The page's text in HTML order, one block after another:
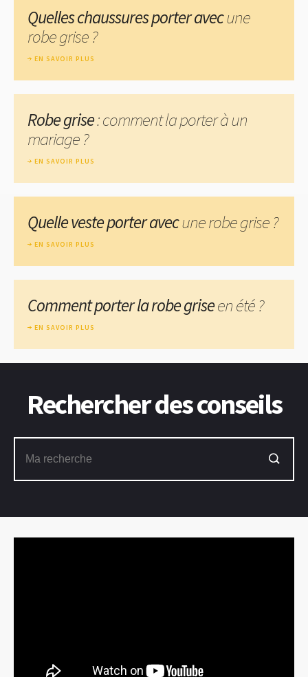
Quelles chaussures porter avecune
robe grise ?
EN SAVOIR PLUS
Robe grise: comment la porter à un
mariage ?
EN SAVOIR PLUS
Quelle veste porter avecune robe grise ?
EN SAVOIR PLUS
Comment porter la robe griseen été ?
EN SAVOIR PLUS
Rechercher des conseils